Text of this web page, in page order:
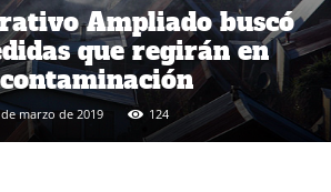
Ampliado buscó
que regirán en
de marzo de 2019 124